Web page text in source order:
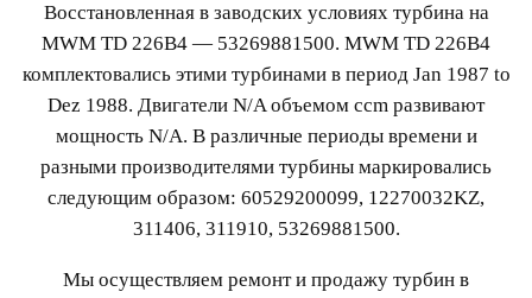
Восстановленная в заводских условиях турбина на
MWM TD 226B4 — 53269881500. MWM TD 226B4
комплектовались этими турбинами в период Jan 1987 to
Dez 1988. Двигатели N/A объемом ccm развивают
мощность N/A. В различные периоды времени и
разными производителями турбины маркировались
следующим образом: 60529200099, 12270032KZ,
311406, 311910, 53269881500.
Мы осуществляем ремонт и продажу турбин в